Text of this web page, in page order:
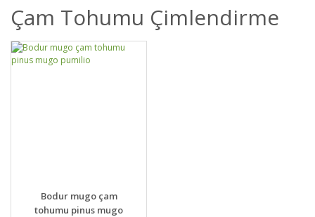
Çam Tohumu Çimlendirme
DETAYLAR
VER
Bodur mugo çam
tohumu pinus mugo